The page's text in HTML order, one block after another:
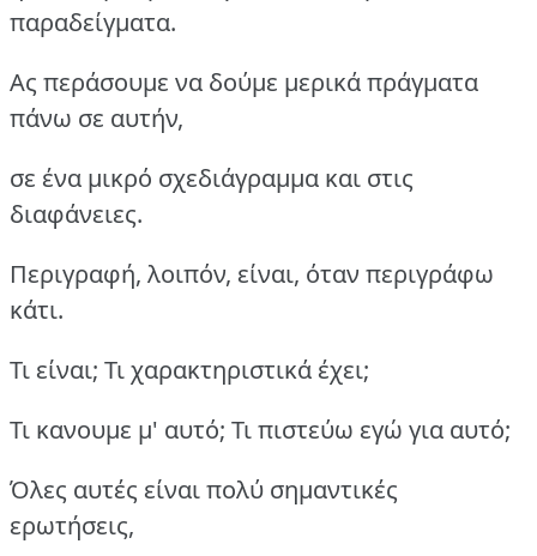
παραδείγματα.
Ας περάσουμε να δούμε μερικά πράγματα
πάνω σε αυτήν,
σε ένα μικρό σχεδιάγραμμα και στις
διαφάνειες.
Περιγραφή, λοιπόν, είναι, όταν περιγράφω
κάτι.
Τι είναι; Τι χαρακτηριστικά έχει;
Τι κανουμε μ' αυτό; Τι πιστεύω εγώ για αυτό;
Όλες αυτές είναι πολύ σημαντικές
ερωτήσεις,